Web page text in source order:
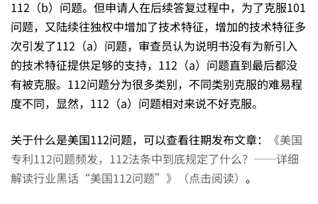
析
之
2
112（b）问题。但申请人在后续答复过程中，为了克服101
问题，又陆续往独权中增加了技术特征，增加的技术特征多
次引发了112（a）问题，审查员认为说明书没有为新引入
的技术特征提供足够的支持，112（a）问题直到最后都没
有被克服。112问题分为很多类别，不同类别克服的难易程
度不同，显然，112（a）问题相对来说不好克服。
关于什么是美国112问题，可以查看往期发布文章：
《美国
专利112问题频发，112法条中到底规定了什么？——详细
解读行业黑话“美国112问题”》（点击阅读） 。